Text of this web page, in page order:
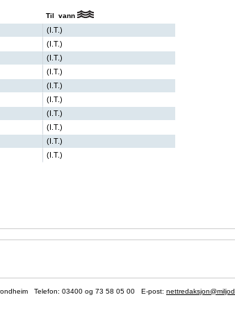
Til vann
(I.T.)
(I.T.)
(I.T.)
(I.T.)
(I.T.)
(I.T.)
(I.T.)
(I.T.)
(I.T.)
(I.T.)
Telefon: 03400 og 73 58 05 00 E-post: